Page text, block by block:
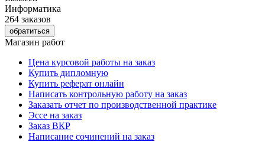
Информатика
264 заказов
обратиться
Магазин работ
Цена курсовой работы на заказ
Купить дипломную
Купить реферат онлайн
Написать контрольную работу на заказ
Заказать отчет по производственной практике
Эссе на заказ
Заказ ВКР
Написание сочинений на заказ